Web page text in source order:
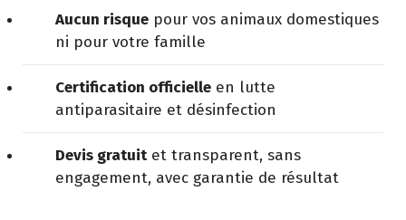
Aucun risque pour vos animaux domestiques
ni pour votre famille
Certification officielle en lutte
antiparasitaire et désinfection
Devis gratuitet transparent, sans
engagement, avec garantie de résultat